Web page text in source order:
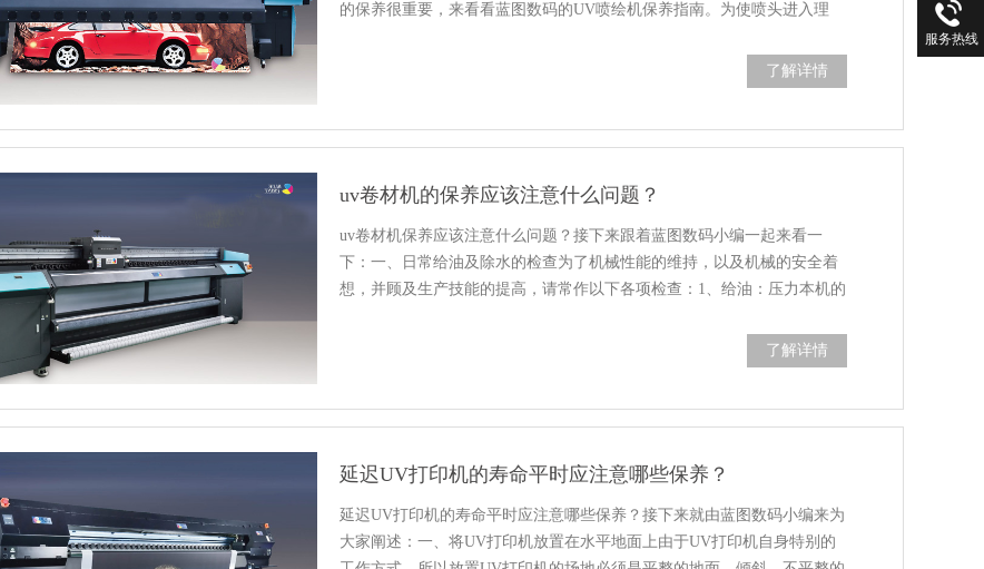
的保养很重要，来看看蓝图数码的UV喷绘机保养指南。为使喷头进入理
了解详情
uv卷材机的保养应该注意什么问题？
uv卷材机保养应该注意什么问题？接下来跟着蓝图数码小编一起来看一
下：一、日常给油及除水的检查为了机械性能的维持，以及机械的安全着
想，并顾及生产技能的提高，请常作以下各项检查：1、给油：压力本机的
了解详情
延迟UV打印机的寿命平时应注意哪些保养？
延迟UV打印机的寿命平时应注意哪些保养？接下来就由蓝图数码小编来为
大家阐述：一、将UV打印机放置在水平地面上由于UV打印机自身特别的
服务热线